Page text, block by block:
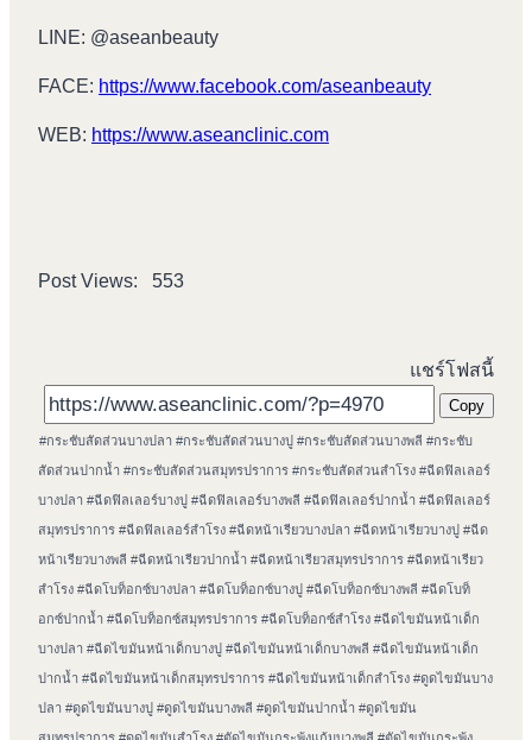
LINE: @aseanbeauty
FACE: https://www.facebook.com/aseanbeauty
WEB: https://www.aseanclinic.com
Post Views: 553
แชร์โฟสนี้
Copy
Post
Tags:
#กระชับสัดส่วนบางปลา #กระชับสัดส่วนบางปู #กระชับสัดส่วนบางพลี #กระชับ
สัดส่วนปากน้ำ #กระชับสัดส่วนสมุทรปราการ #กระชับสัดส่วนสำโรง #ฉีดฟิลเลอร์
บางปลา #ฉีดฟิลเลอร์บางปู #ฉีดฟิลเลอร์บางพลี #ฉีดฟิลเลอร์ปากน้ำ #ฉีดฟิลเลอร์
สมุทรปราการ #ฉีดฟิลเลอร์สำโรง #ฉีดหน้าเรียวบางปลา #ฉีดหน้าเรียวบางปู #ฉีด
หน้าเรียวบางพลี #ฉีดหน้าเรียวปากน้ำ #ฉีดหน้าเรียวสมุทรปราการ #ฉีดหน้าเรียว
สำโรง #ฉีดโบท็อกซ์บางปลา #ฉีดโบท็อกซ์บางปู #ฉีดโบท็อกซ์บางพลี #ฉีดโบท็
อกซ์ปากน้ำ #ฉีดโบท็อกซ์สมุทรปราการ #ฉีดโบท็อกซ์สำโรง #ฉีดไขมันหน้าเด็ก
บางปลา #ฉีดไขมันหน้าเด็กบางปู #ฉีดไขมันหน้าเด็กบางพลี #ฉีดไขมันหน้าเด็ก
ปากน้ำ #ฉีดไขมันหน้าเด็กสมุทรปราการ #ฉีดไขมันหน้าเด็กสำโรง #ดูดไขมันบาง
ปลา #ดูดไขมันบางปู #ดูดไขมันบางพลี #ดูดไขมันปากน้ำ #ดูดไขมัน